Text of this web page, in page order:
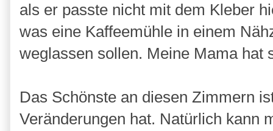
als er passte nicht mit dem Kleber
was eine Kaffeemühle in einem
weglassen sollen. Meine Mama hat
Das Schönste an diesen Zimmern
Veränderungen hat. Natürlich kann